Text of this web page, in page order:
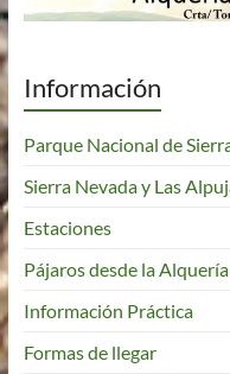
Información
Parque Nacional de
Sierra Nevada y Las
Estaciones
Pájaros desde la Alquería
Información Práctica
Formas de llegar